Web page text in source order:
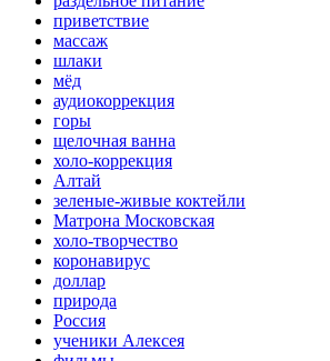
приветствие
массаж
шлаки
мёд
аудиокоррекция
горы
щелочная ванна
холо-коррекция
Алтай
зеленые-живые коктейли
Матрона Московская
холо-творчество
коронавирус
доллар
природа
Россия
ученики Алексея